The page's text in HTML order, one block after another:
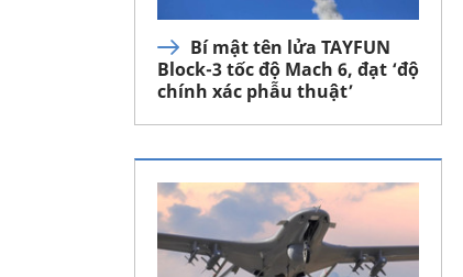
Bí mật tên lửa TAYFUN
Block-3 tốc độ Mach 6, đạt ‘độ
chính xác phẫu thuật’